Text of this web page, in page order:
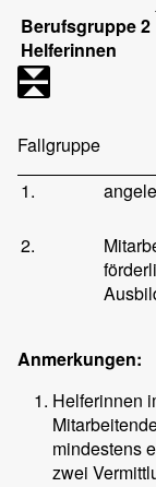
Berufsgruppe 2
Helferinnen
Fallgruppe
1.
2.
Anmerkungen:
Helferinnen
mindestens
zwei